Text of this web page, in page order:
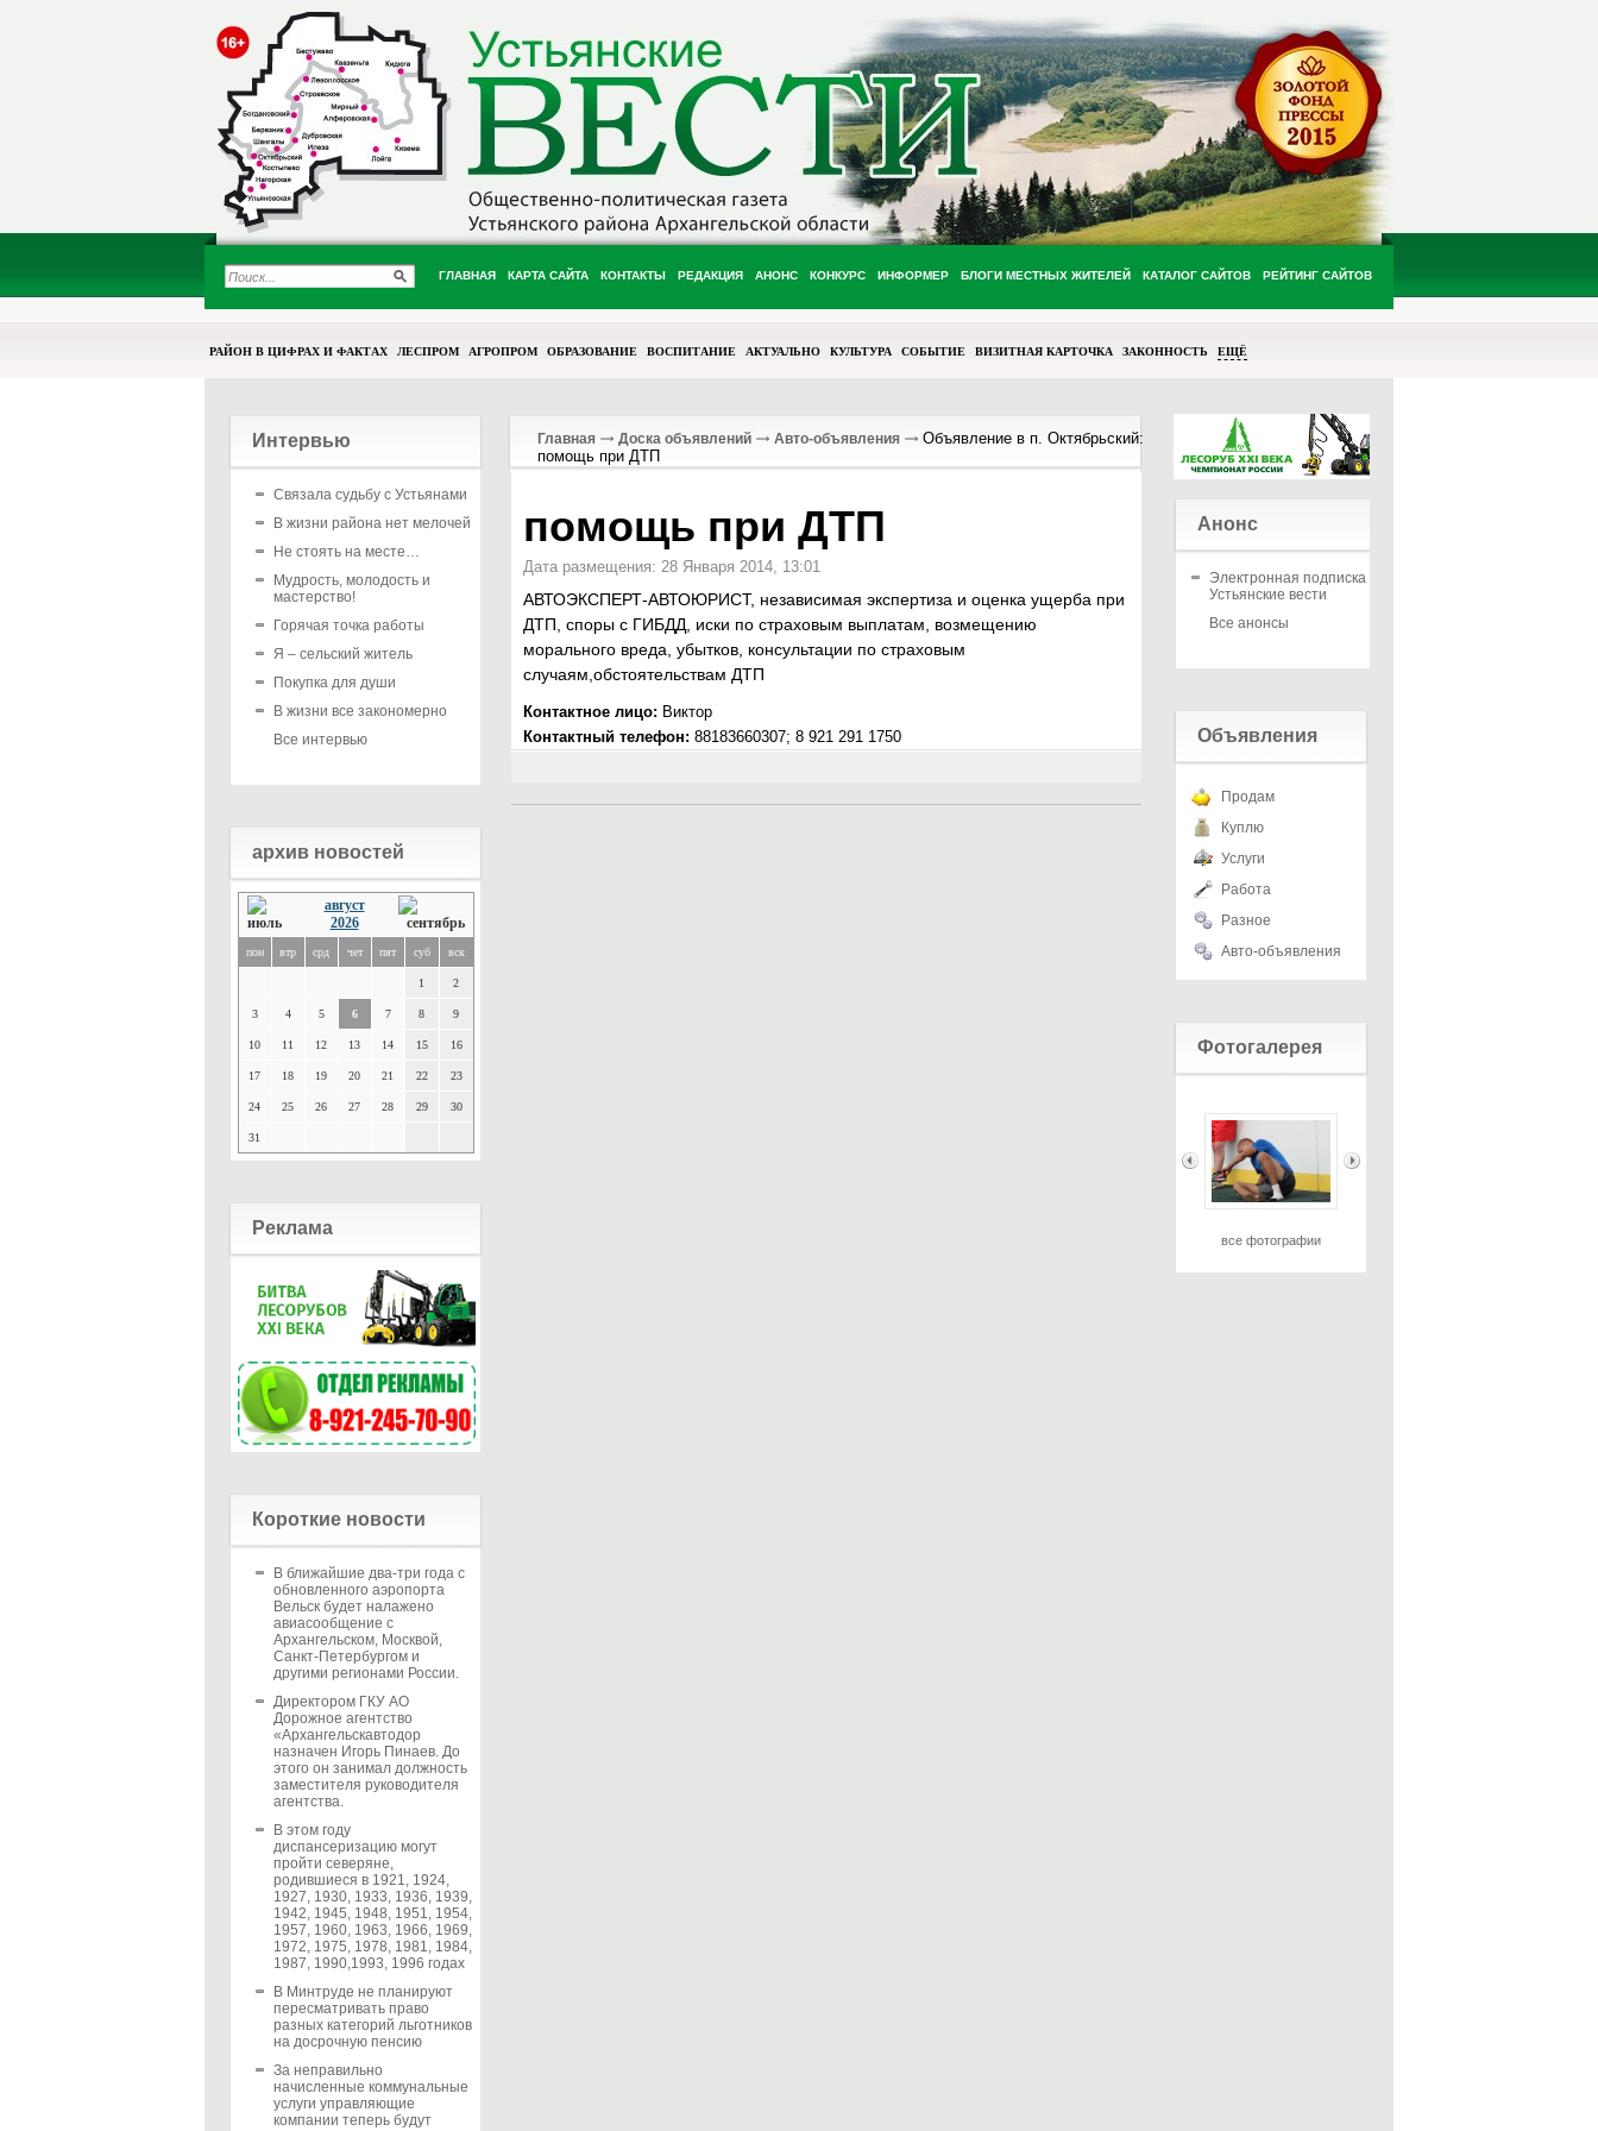
ГЛАВНАЯ КАРТА САЙТА КОНТАКТЫ РЕДАКЦИЯ АНОНС КОНКУРС ИНФОРМЕР БЛОГИ МЕСТНЫХ ЖИТЕЛЕЙ КАТАЛОГ САЙТОВ РЕЙТИНГ САЙТОВ
РАЙОН В ЦИФРАХ И ФАКТАХ ЛЕСПРОМ АГРОПРОМ ОБРАЗОВАНИЕ ВОСПИТАНИЕ АКТУАЛЬНО КУЛЬТУРА СОБЫТИЕ ВИЗИТНАЯ КАРТОЧКА ЗАКОННОСТЬ ЕЩЁ
Интервью
Связала судьбу с Устьянами
В жизни района нет мелочей
Не стоять на месте…
Мудрость, молодость и
мастерство!
Горячая точка работы
Я – сельский житель
Покупка для души
В жизни все закономерно
Все интервью
архив новостей
август
2026
пон втр срд чет пят суб вск
1 2
3 4 5 6 7 8 9
10 11 12 13 14 15 16
17 18 19 20 21 22 23
24 25 26 27 28 29 30
31
Реклама
Короткие новости
В ближайшие два-три года с
обновленного аэропорта
Вельск будет налажено
авиасообщение с
Архангельском, Москвой,
Санкт-Петербургом и
другими регионами России.
Директором ГКУ АО
Дорожное агентство
«Архангельскавтодор
назначен Игорь Пинаев. До
этого он занимал должность
заместителя руководителя
агентства.
В этом году
диспансеризацию могут
пройти северяне,
родившиеся в 1921, 1924,
1927, 1930, 1933, 1936, 1939,
1942, 1945, 1948, 1951, 1954,
1957, 1960, 1963, 1966, 1969,
1972, 1975, 1978, 1981, 1984,
1987, 1990,1993, 1996 годах
В Минтруде не планируют
пересматривать право
разных категорий льготников
на досрочную пенсию
За неправильно
начисленные коммунальные
услуги управляющие
компании теперь будут
Главная Доска объявлений Авто-объявления
Объявление в п. Октябрьский:
помощь при ДТП
помощь при ДТП
Дата размещения: 28 Января 2014, 13:01
АВТОЭКСПЕРТ-АВТОЮРИСТ, независимая экспертиза и оценка ущерба при
ДТП, споры с ГИБДД, иски по страховым выплатам, возмещению
морального вреда, убытков, консультации по страховым
случаям,обстоятельствам ДТП
Контактное лицо: Виктор
Контактный телефон: 88183660307; 8 921 291 1750
Анонс
Электронная подписка на
Устьянские вести
Все анонсы
Объявления
Продам
Куплю
Услуги
Работа
Разное
Авто-объявления
Фотогалерея
все фотографии